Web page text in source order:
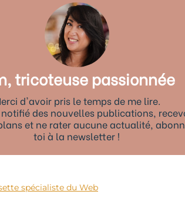
tricoteuse passionnée
d'avoir pris le temps de me lire.
notifié des nouvelles publications,
et ne rater aucune actualité,
toi à la newsletter !
spécialiste du Web